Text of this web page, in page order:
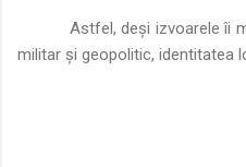
Astfel, deși izvoarele îi
militar și geopolitic, identitatea